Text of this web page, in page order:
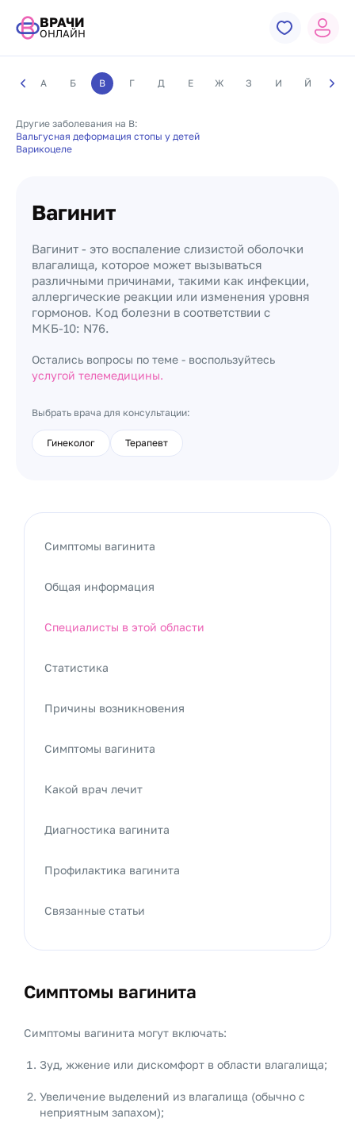
ВРАЧИ
ОНЛАЙН
А Б В Г Д Е Ж З И Й К
Другие заболевания на В:
Вальгусная деформация стопы у детей
Варикоцеле
Вагинит
Вагинит - это воспаление слизистой оболочки
влагалища, которое может вызываться
различными причинами, такими как инфекции,
аллергические реакции или изменения уровня
гормонов. Код болезни в соответствии с
МКБ-10: N76.
Остались вопросы по теме - воспользуйтесь
услугой телемедицины.
Выбрать врача для консультации:
Гинеколог Терапевт
Симптомы вагинита
Симптомы вагинита могут включать:
Зуд, жжение или дискомфорт в области влагалища;
Увеличение выделений из влагалища (обычно с
неприятным запахом);
Симптомы вагинита
Общая информация
Специалисты в этой области
Статистика
Причины возникновения
Симптомы вагинита
Какой врач лечит
Диагностика вагинита
Профилактика вагинита
Связанные статьи